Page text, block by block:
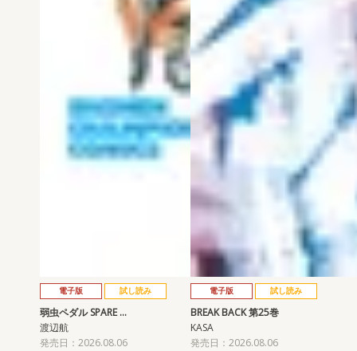
電子版 試し読み
弱虫ペダル SPARE …
渡辺航
発売日：2026.08.06
電子版 試し読み
BREAK BACK 第25巻
KASA
発売日：2026.08.06